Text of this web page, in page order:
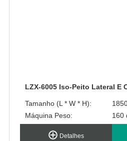
LZX-6005 Iso-Peito Lateral E
Tamanho (L * W * H):
Máquina Peso:
160
Detalhes